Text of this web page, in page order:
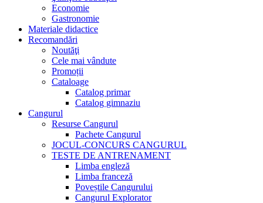
Economie
Gastronomie
Materiale didactice
Recomandări
Noutăţi
Cele mai vândute
Promoții
Cataloage
Catalog primar
Catalog gimnaziu
Cangurul
Resurse Cangurul
Pachete Cangurul
JOCUL-CONCURS CANGURUL
TESTE DE ANTRENAMENT
Limba engleză
Limba franceză
Poveștile Cangurului
Cangurul Explorator